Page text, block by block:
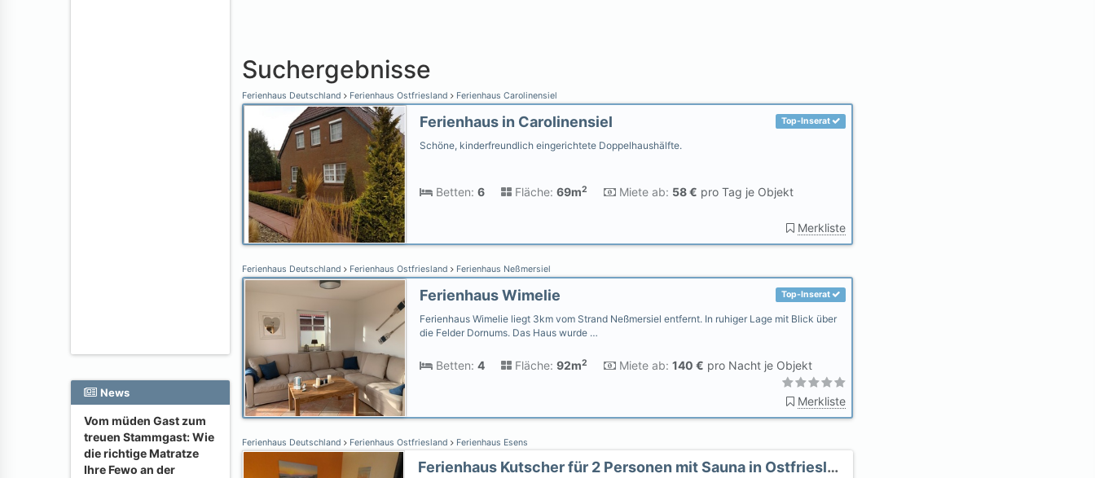
News
Vom müden Gast zum
treuen Stammgast: Wie
die richtige Matratze
Ihre Fewo an der
Suchergebnisse
Ferienhaus Deutschland Ferienhaus Ostfriesland Ferienhaus Carolinensiel
Top-Inserat
Ferienhaus in Carolinensiel
Schöne, kinderfreundlich eingerichtete Doppelhaushälfte.
Betten: 6 Fläche: 69m2 Miete ab: 58 € pro Tag je Objekt
Merkliste
Ferienhaus Deutschland Ferienhaus Ostfriesland Ferienhaus Neßmersiel
Top-Inserat
Ferienhaus Wimelie
Ferienhaus Wimelie liegt 3km vom Strand Neßmersiel entfernt. In ruhiger Lage mit Blick über
die Felder Dornums. Das Haus wurde …
Betten: 4 Fläche: 92m2 Miete ab: 140 € pro Nacht je Objekt
Merkliste
Ferienhaus Deutschland Ferienhaus Ostfriesland Ferienhaus Esens
Ferienhaus Kutscher für 2 Personen mit Sauna in Ostfriesland